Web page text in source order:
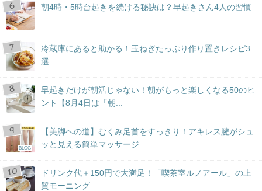
朝4時・5時台起きを続ける秘訣は？早起きさん4人の習慣
冷蔵庫にあると助かる！玉ねぎたっぷり作り置きレシピ3
選
早起きだけが朝活じゃない！朝がもっと楽しくなる50のヒ
ント【8月4日は「朝...
BLOG
【美脚への道】むくみ足首をすっきり！アキレス腱がシュ
ッと見える簡単マッサージ
ドリンク代＋150円で大満足！「喫茶室ルノアール」の上
質モーニング